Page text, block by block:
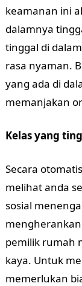
keamanan ini
dalamnya
tinggal di
rasa nyaman.
yang ada di
memanjakan
Kelas yang
Secara
melihat anda
sosial
pemilik rumah
kaya. Untuk
memerlukan